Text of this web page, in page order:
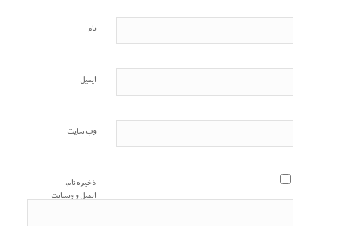
نام
ایمیل
وب‌ سایت
ذخیره نام،
ایمیل و وبسایت